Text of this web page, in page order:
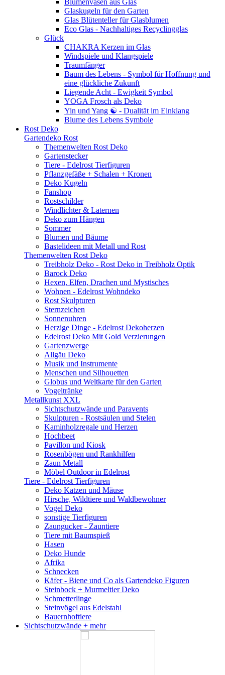
Blumenvasen aus Glas
Glaskugeln für den Garten
Glas Blütenteller für Glasblumen
Eco Glas - Nachhaltiges Recyclingglas
Glück
CHAKRA Kerzen im Glas
Windspiele und Klangspiele
Traumfänger
Baum des Lebens - Symbol für Hoffnung und
eine glückliche Zukunft
Liegende Acht - Ewigkeit Symbol
YOGA Frosch als Deko
Yin und Yang ☯ - Dualität im Einklang
Blume des Lebens Symbole
Rost Deko
Gartendeko Rost
Themenwelten Rost Deko
Gartenstecker
Tiere - Edelrost Tierfiguren
Pflanzgefäße + Schalen + Kronen
Deko Kugeln
Fanshop
Rostschilder
Windlichter & Laternen
Deko zum Hängen
Sommer
Blumen und Bäume
Bastelideen mit Metall und Rost
Themenwelten Rost Deko
Treibholz Deko - Rost Deko in Treibholz Optik
Barock Deko
Hexen, Elfen, Drachen und Mystisches
Wohnen - Edelrost Wohndeko
Rost Skulpturen
Sternzeichen
Sonnenuhren
Herzige Dinge - Edelrost Dekoherzen
Edelrost Deko Mit Gold Verzierungen
Gartenzwerge
Allgäu Deko
Musik und Instrumente
Menschen und Silhouetten
Globus und Weltkarte für den Garten
Vogeltränke
Metallkunst XXL
Sichtschutzwände und Paravents
Skulpturen - Rostsäulen und Stelen
Kaminholzregale und Herzen
Hochbeet
Pavillon und Kiosk
Rosenbögen und Rankhilfen
Zaun Metall
Möbel Outdoor in Edelrost
Tiere - Edelrost Tierfiguren
Deko Katzen und Mäuse
Hirsche, Wildtiere und Waldbewohner
Vogel Deko
sonstige Tierfiguren
Zaungucker - Zauntiere
Tiere mit Baumspieß
Hasen
Deko Hunde
Afrika
Schnecken
Käfer - Biene und Co als Gartendeko Figuren
Steinbock + Murmeltier Deko
Schmetterlinge
Steinvögel aus Edelstahl
Bauernhoftiere
Sichtschutzwände + mehr